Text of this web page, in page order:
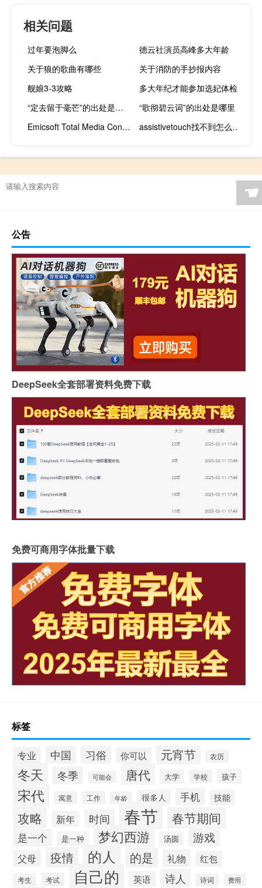
相关问题
过年要泡脚么
德云社演员高峰多大年龄
关于狼的歌曲有哪些
关于消防的手抄报内容
舰娘3-3攻略
多大年纪才能参加选妃体检
“定去留于毫芒”的出处是哪里
“歌彻碧云词”的出处是哪里
Emicsoft Total Media Converter(全媒体转换器) V3.1.16 官方版（Emicsoft Total Media Converter(全媒体转换器) V3.1.16 官方版功能简介）
assistivetouch找不到怎么办（assistivetouch）
☚
公告
DeepSeek全套部署资料免费下载
免费可商用字体批量下载
标签
专业 中国 习俗 你可以 元宵节 农历
冬天 冬季 可能会 唐代 大学 学校 孩子
宋代 寓意 工作 年龄 很多人 手机 技能
攻略 新年 时间 春节 春节期间
是一个 是一种 梦幻西游 汤圆 游戏
父母 疫情 的人 的是 礼物 红包
考生 考试 自己的 英语 诗人 诗词 费用